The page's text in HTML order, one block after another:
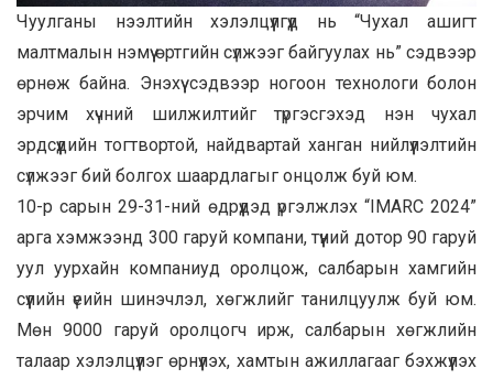
Чуулганы нээлтийн хэлэлцүүлгүүд нь “Чухал ашигт
малтмалын нэмүү өртгийн сүлжээг байгуулах нь” сэдвээр
өрнөж байна. Энэхүү сэдвээр ногоон технологи болон
эрчим хүчний шилжилтийг түргэсгэхэд нэн чухал
эрдсүүдийн тогтвортой, найдвартай ханган нийлүүлэлтийн
сүлжээг бий болгох шаардлагыг онцолж буй юм.
10-р сарын 29-31-ний өдрүүдэд үргэлжлэх “IMARC 2024”
арга хэмжээнд 300 гаруй компани, түүний дотор 90 гаруй
уул уурхайн компаниуд оролцож, салбарын хамгийн
сүүлийн үеийн шинэчлэл, хөгжлийг танилцуулж буй юм.
Мөн 9000 гаруй оролцогч ирж, салбарын хөгжлийн
талаар хэлэлцүүлэг өрнүүлэх, хамтын ажиллагааг бэхжүүлэх